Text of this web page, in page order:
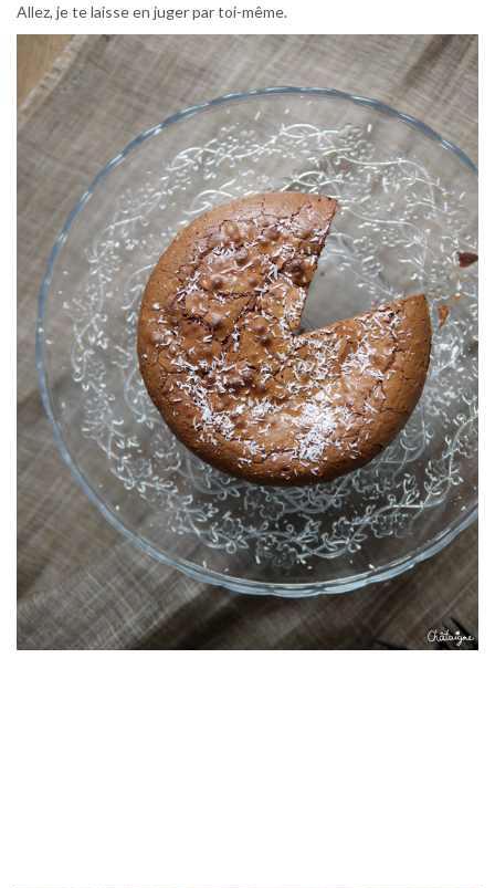
Allez, je te laisse en juger par toi-même.